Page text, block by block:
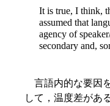
It is true, I think,
assumed that
agency of
secondary and,
言語内的な要因
して，温度差があ